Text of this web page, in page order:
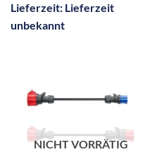
Lieferzeit: Lieferzeit
unbekannt
NICHT VORRÄTIG